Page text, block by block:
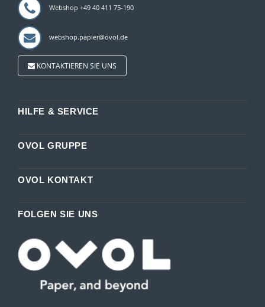
Webshop +49 40 411 75-190
webshop.papier@ovol.de
KONTAKTIEREN SIE UNS
HILFE & SERVICE
OVOL GRUPPE
OVOL KONTAKT
FOLGEN SIE UNS